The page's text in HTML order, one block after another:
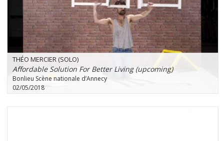
THÉO MERCIER (SOLO)
Affordable Solution For Better Living (upcoming)
Bonlieu Scène nationale d’Annecy
02/05/2018